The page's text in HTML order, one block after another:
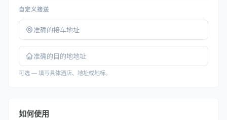
自定义接送
可选 — 填写具体酒店、地址或地标。
如何使用